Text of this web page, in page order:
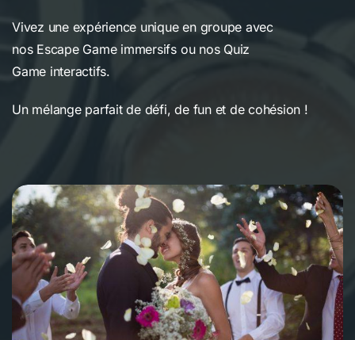
Vivez une expérience unique en groupe avec
nos Escape Game immersifs ou nos Quiz
Game interactifs.
Un mélange parfait de défi, de fun et de cohésion !